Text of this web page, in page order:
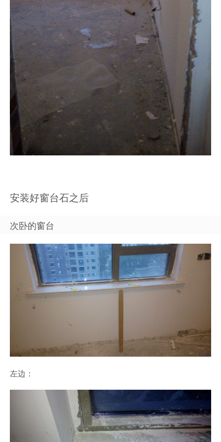
安装好窗台石之后
次卧的窗台
左边：